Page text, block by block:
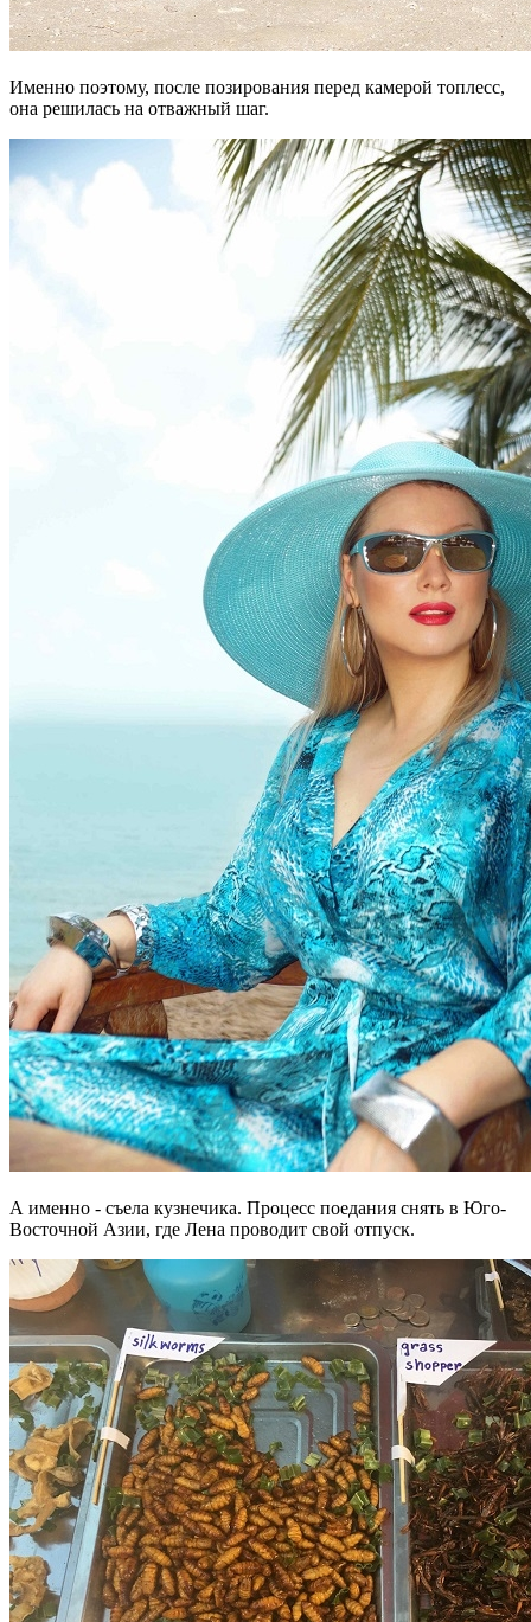
Именно поэтому, после позирования перед камерой топлесс,
она решилась на отважный шаг.
А именно - съела кузнечика. Процесс поедания снять в Юго-
Восточной Азии, где Лена проводит свой отпуск.